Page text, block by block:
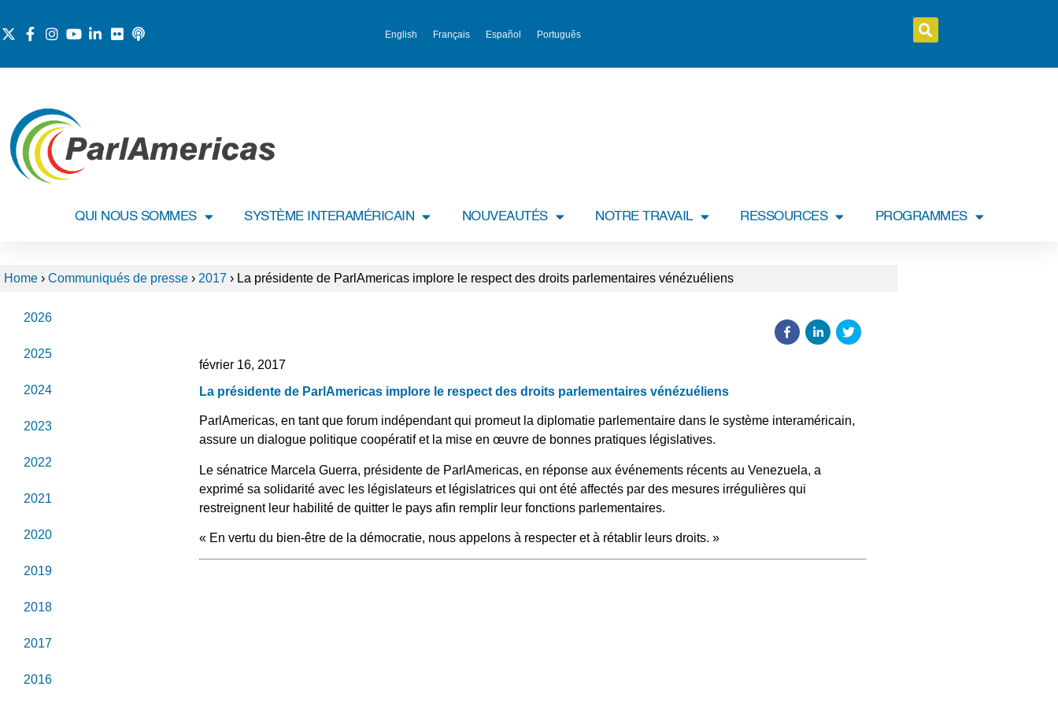
English Français Español Português
QUI NOUS SOMMES SYSTÈME INTERAMÉRICAIN NOUVEAUTÉS NOTRE TRAVAIL RESSOURCES PROGRAMMES
Home › Communiqués de presse › 2017 › La présidente de ParlAmericas implore le respect des droits parlementaires vénézuéliens
2026
2025
2024
2023
2022
2021
2020
2019
2018
2017
2016
février 16, 2017
La présidente de ParlAmericas implore le respect des droits parlementaires vénézuéliens
ParlAmericas, en tant que forum indépendant qui promeut la diplomatie parlementaire dans le système interaméricain,
assure un dialogue politique coopératif et la mise en œuvre de bonnes pratiques législatives.
Le sénatrice Marcela Guerra, présidente de ParlAmericas, en réponse aux événements récents au Venezuela, a
exprimé sa solidarité avec les législateurs et législatrices qui ont été affectés par des mesures irrégulières qui
restreignent leur habilité de quitter le pays afin remplir leur fonctions parlementaires.
« En vertu du bien-être de la démocratie, nous appelons à respecter et à rétablir leurs droits. »